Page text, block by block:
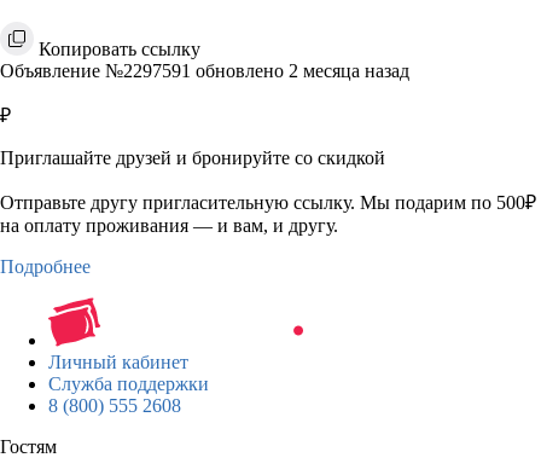
Копировать ссылку
Объявление №2297591 обновлено 2 месяца назад
₽
Приглашайте друзей и бронируйте со скидкой
Отправьте другу пригласительную ссылку. Мы подарим по 500₽
на оплату проживания — и вам, и другу.
Подробнее
Личный кабинет
Служба поддержки
8 (800) 555 2608
Гостям